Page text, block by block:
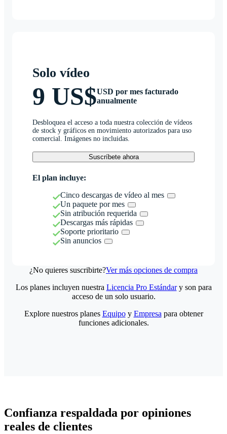
Solo vídeo
9 US$USD por mes facturado
anualmente
Desbloquea el acceso a toda nuestra colección de vídeos
de stock y gráficos en movimiento autorizados para uso
comercial. Imágenes no incluidas.
Suscríbete ahora
El plan incluye:
Cinco descargas de vídeo al mes
Un paquete por mes
Sin atribución requerida
Descargas más rápidas
Soporte prioritario
Sin anuncios
¿No quieres suscribirte?Ver más opciones de compra
Los planes incluyen nuestra Licencia Pro Estándary son para
acceso de un solo usuario.
Explore nuestros planes Equipoy Empresa para obtener
funciones adicionales.
Confianza respaldada por opiniones
reales de clientes